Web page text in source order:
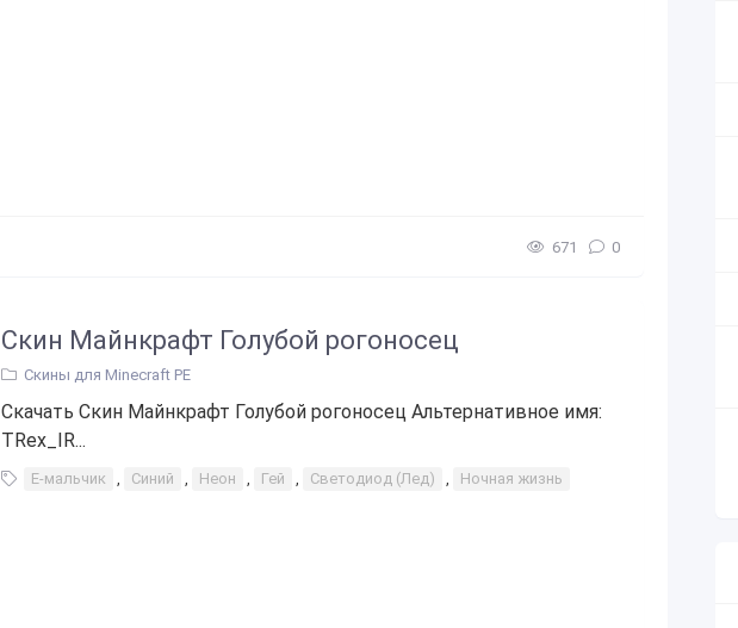
671 0
Скин Майнкрафт Голубой рогоносец
Скины для Minecraft PE
Скачать Скин Майнкрафт Голубой рогоносец Альтернативное имя:
TRex_IR...
E-мальчик , Синий , Неон , Гей , Светодиод (Лед) , Ночная жизнь